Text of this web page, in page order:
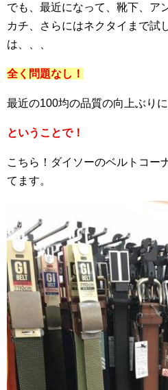
でも、最近になって、靴下、ア
カチ、さらにはネクタイまで試
は、、、
全く問題なし！
最近の100均の品質の向上ぶり
ということで！
こちら！ダイソーのベルトコー
てます。